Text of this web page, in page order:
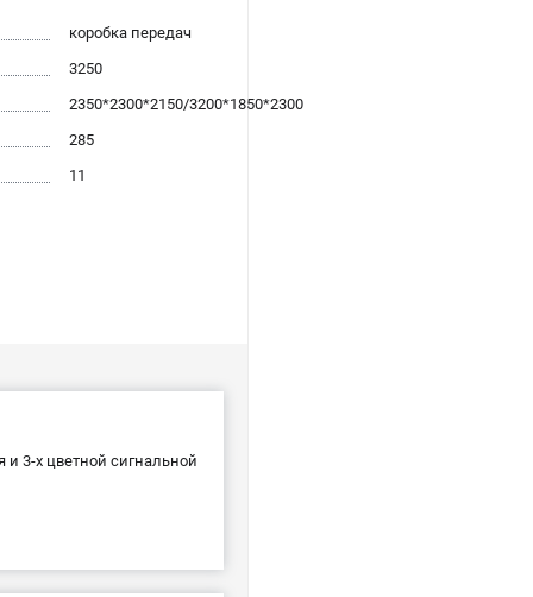
коробка передач
3250
2350*2300*2150/3200*1850*2300
285
11
3-х цветной сигнальной